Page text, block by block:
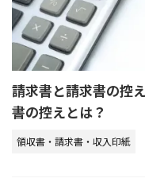
請求書と請求書の控
書の控えとは？
領収書・請求書・収入印紙